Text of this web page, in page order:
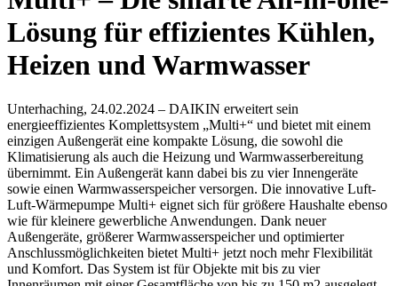
Lösung für effizientes Kühlen,
Heizen und Warmwasser
Unterhaching, 24.02.2024 – DAIKIN erweitert sein
energieeffizientes Komplettsystem „Multi+“ und bietet mit einem
einzigen Außengerät eine kompakte Lösung, die sowohl die
Klimatisierung als auch die Heizung und Warmwasserbereitung
übernimmt. Ein Außengerät kann dabei bis zu vier Innengeräte
sowie einen Warmwasserspeicher versorgen. Die innovative Luft-
Luft-Wärmepumpe Multi+ eignet sich für größere Haushalte ebenso
wie für kleinere gewerbliche Anwendungen. Dank neuer
Außengeräte, größerer Warmwasserspeicher und optimierter
Anschlussmöglichkeiten bietet Multi+ jetzt noch mehr Flexibilität
und Komfort. Das System ist für Objekte mit bis zu vier